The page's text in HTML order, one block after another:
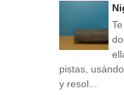
pistas,
y resol...